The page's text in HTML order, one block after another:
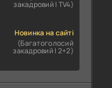
закадровий | TV4)
Новинка на сайті
(Багатоголосий
закадровий | 2+2)